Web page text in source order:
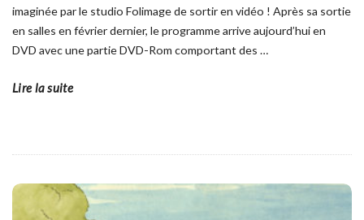
imaginée par le studio Folimage de sortir en vidéo ! Après sa sortie
en salles en février dernier, le programme arrive aujourd’hui en
DVD avec une partie DVD-Rom comportant des …
Lire la suite